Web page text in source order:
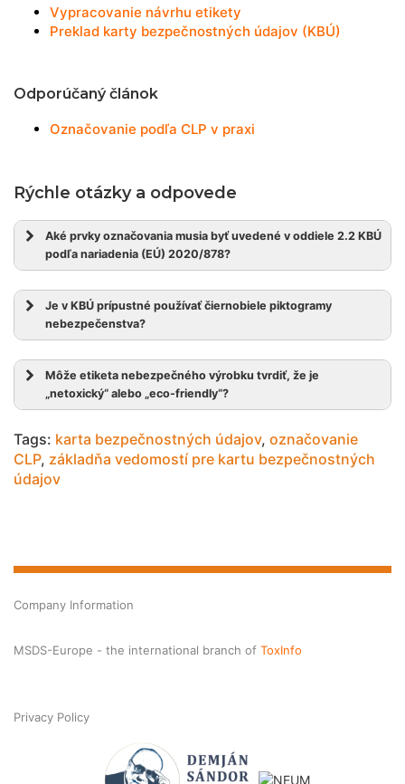
Vypracovanie návrhu etikety
Preklad karty bezpečnostných údajov (KBÚ)
Odporúčaný článok
Označovanie podľa CLP v praxi
Rýchle otázky a odpovede
Aké prvky označovania musia byť uvedené v oddiele 2.2 KBÚ
podľa nariadenia (EÚ) 2020/878?
Je v KBÚ prípustné používať čiernobiele piktogramy
nebezpečenstva?
Môže etiketa nebezpečného výrobku tvrdiť, že je
„netoxický“ alebo „eco-friendly“?
Tags: karta bezpečnostných údajov, označovanie
CLP, základňa vedomostí pre kartu bezpečnostných
údajov
Company Information
MSDS-Europe - the international branch of ToxInfo
Privacy Policy